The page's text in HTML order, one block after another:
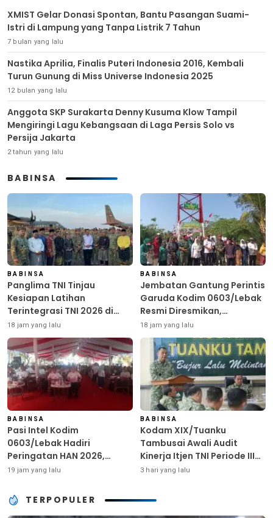
XMIST Gelar Donasi Spontan, Bantu Pasangan Suami-
Istri di Lampung yang Tanpa Listrik 7 Tahun
7 bulan yang lalu
Nastika Aprilia, Finalis Puteri Indonesia 2016, Kembali
Turun Gunung di Miss Universe Indonesia 2025
12 bulan yang lalu
Anggota SKP Surakarta Denny Kusuma Klow Tampil
Mengiringi Lagu Kebangsaan di Laga Persis Solo vs
Persija Jakarta
2 tahun yang lalu
BABINSA
BABINSA
Panglima TNI Tinjau
Kesiapan Latihan
Terintegrasi TNI 2026 di
Dabo Singkep
18 jam yang lalu
BABINSA
Jembatan Gantung Perintis
Garuda Kodim 0603/Lebak
Resmi Diresmikan,
Permudah Akses Warga
Desa Wanasalam
18 jam yang lalu
BABINSA
Pasi Intel Kodim
0603/Lebak Hadiri
Peringatan HAN 2026,
Tegaskan Dukungan
Ramah Anak
19 jam yang lalu
BABINSA
Kodam XIX/Tuanku
Tambusai Awali Audit
Kinerja Itjen TNI Periode III
TA 2026
3 hari yang lalu
TERPOPULER